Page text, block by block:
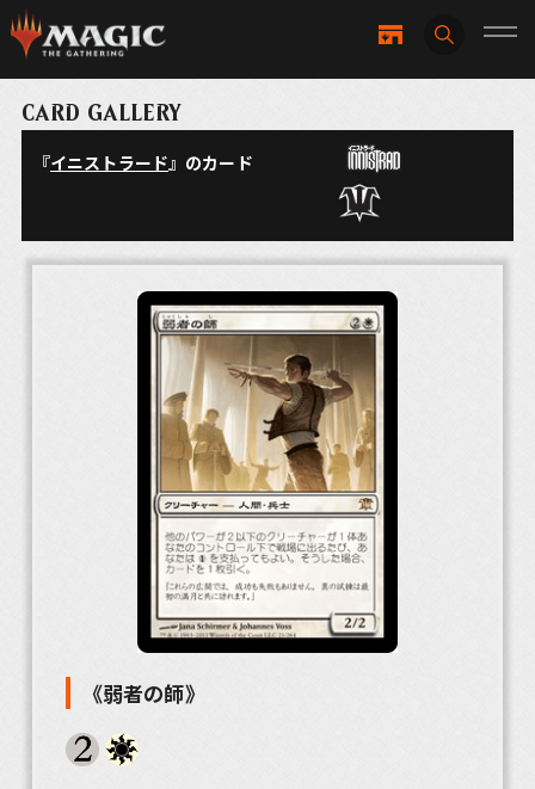
CARD GALLERY
『イニストラード』のカード
《弱者の師》